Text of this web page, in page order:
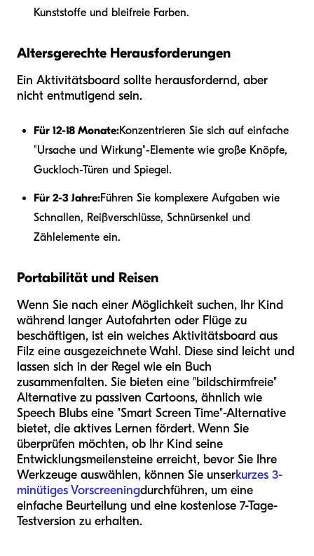
Kunststoffe und bleifreie Farben.
Altersgerechte Herausforderungen
Ein Aktivitätsboard sollte herausfordernd, aber
nicht entmutigend sein.
Für 12-18 Monate:Konzentrieren Sie sich auf einfache
"Ursache und Wirkung"-Elemente wie große Knöpfe,
Guckloch-Türen und Spiegel.
Für 2-3 Jahre:Führen Sie komplexere Aufgaben wie
Schnallen, Reißverschlüsse, Schnürsenkel und
Zählelemente ein.
Portabilität und Reisen
Wenn Sie nach einer Möglichkeit suchen, Ihr Kind
während langer Autofahrten oder Flüge zu
beschäftigen, ist ein weiches Aktivitätsboard aus
Filz eine ausgezeichnete Wahl. Diese sind leicht und
lassen sich in der Regel wie ein Buch
zusammenfalten. Sie bieten eine "bildschirmfreie"
Alternative zu passiven Cartoons, ähnlich wie
Speech Blubs eine "Smart Screen Time"-Alternative
bietet, die aktives Lernen fördert. Wenn Sie
überprüfen möchten, ob Ihr Kind seine
Entwicklungsmeilensteine erreicht, bevor Sie Ihre
Werkzeuge auswählen, können Sie unserkurzes 3-
minütiges Vorscreeningdurchführen, um eine
einfache Beurteilung und eine kostenlose 7-Tage-
Testversion zu erhalten.